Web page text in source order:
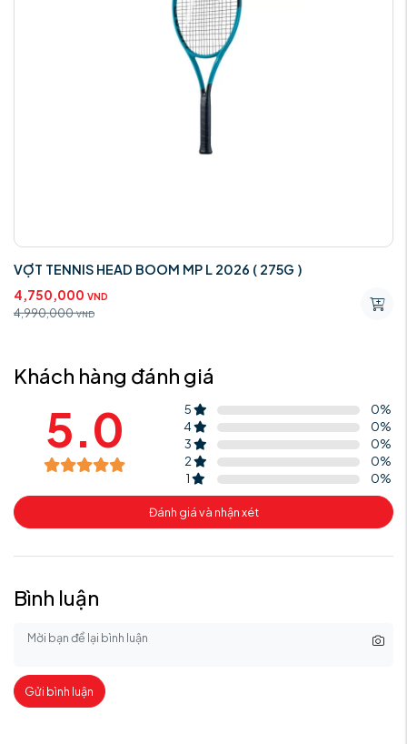
VỢT TENNIS HEAD BOOM MP L 2026 ( 275G )
4,750,000 VND
4,990,000 VND
Khách hàng đánh giá
5.0 5 0%
4
0%
3
0%
2
0%
1
0%
Đánh giá và nhận xét
Bình luận
Gửi bình luận